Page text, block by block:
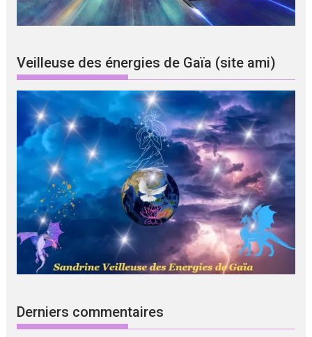
Veilleuse des énergies de Gaïa (site ami)
Derniers commentaires